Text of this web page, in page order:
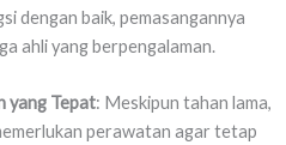
dengan baik, pemasangannya
ahli yang berpengalaman.
yang Tepat: Meskipun tahan lama,
perawatan agar tetap